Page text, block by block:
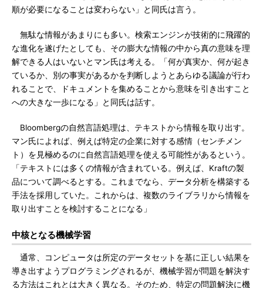
順が必要になることは変わらない」と同氏は言う。
無駄な情報があまりにも多い。検索エンジンが技術的に飛躍的
な進化を遂げたとしても、その膨大な情報の中から真の意味を理
解できる人はいないとマン氏は考える。「何が真実か、何が起き
ているか、別の事実があるかを判断しようとあらゆる議論が行わ
れることで、ドキュメントを集めることから意味を引き出すこと
への大きな一歩になる」と同氏は話す。
Bloombergの自然言語処理は、テキストから情報を取り出す。
マン氏によれば、例えば特定の企業に対する感情（センチメン
ト）を見極めるのに自然言語処理を使える可能性があるという。
「テキストには多くの情報が含まれている。例えば、Kraftの製
品について調べるとする。これまでなら、データ分析を構築する
手法を採用していた。これからは、複数のライブラリから情報を
取り出すことを検討することになる」
中核となる機械学習
通常、コンピュータは所定のデータセットを基に正しい結果を
導き出すようプログラミングされるが、機械学習が問題を解決す
る方法はこれとは大きく異なる。そのため、特定の問題解決に機